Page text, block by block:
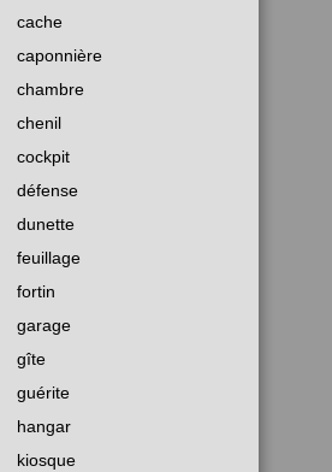
cache
caponnière
chambre
chenil
cockpit
défense
dunette
feuillage
fortin
garage
gîte
guérite
hangar
kiosque